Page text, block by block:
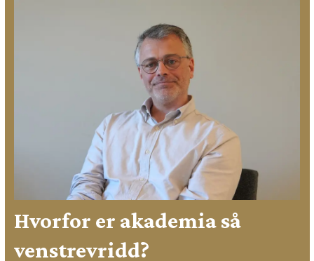
Hvorfor er akademia så
venstrevridd?